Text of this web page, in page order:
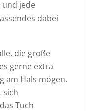
und jede
dabei
die große
gerne extra
am Hals mögen.
sich
Tuch